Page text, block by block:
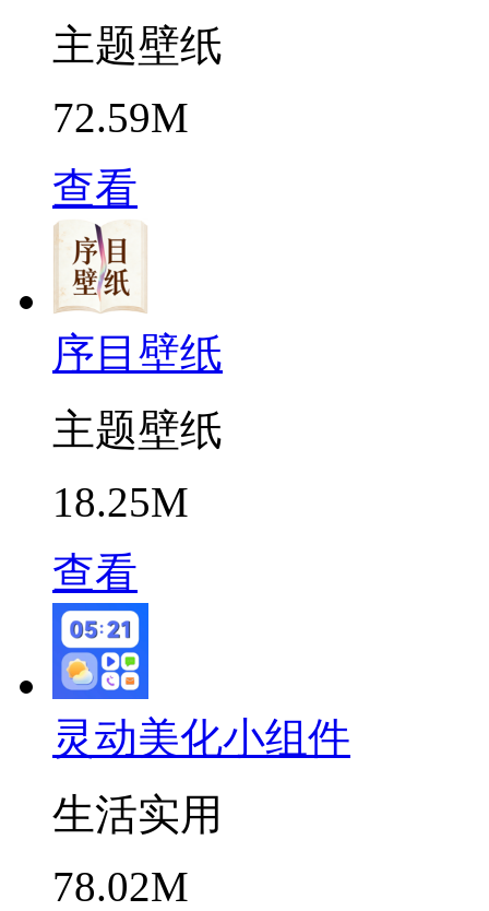
主题壁纸
72.59M
查看
序目壁纸
主题壁纸
18.25M
查看
灵动美化小组件
生活实用
78.02M